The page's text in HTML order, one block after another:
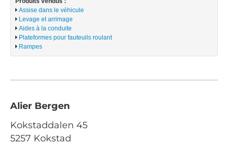
Assise dans le véhicule
Levage et arrimage
Aides à la conduite
Plateformes pour fauteuils roulant
Rampes
Alier Bergen
Kokstaddalen 45
5257 Kokstad